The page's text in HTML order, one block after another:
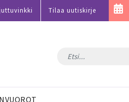
Tilaa uutiskirje